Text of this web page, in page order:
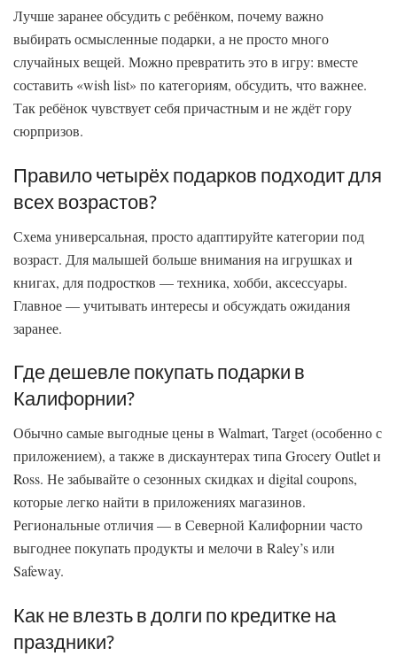
Лучше заранее обсудить с ребёнком, почему важно
выбирать осмысленные подарки, а не просто много
случайных вещей. Можно превратить это в игру: вместе
составить «wish list» по категориям, обсудить, что важнее.
Так ребёнок чувствует себя причастным и не ждёт гору
сюрпризов.
Правило четырёх подарков подходит для
всех возрастов?
Схема универсальная, просто адаптируйте категории под
возраст. Для малышей больше внимания на игрушках и
книгах, для подростков — техника, хобби, аксессуары.
Главное — учитывать интересы и обсуждать ожидания
заранее.
Где дешевле покупать подарки в
Калифорнии?
Обычно самые выгодные цены в Walmart, Target (особенно с
приложением), а также в дискаунтерах типа Grocery Outlet и
Ross. Не забывайте о сезонных скидках и digital coupons,
которые легко найти в приложениях магазинов.
Региональные отличия — в Северной Калифорнии часто
выгоднее покупать продукты и мелочи в Raley’s или
Safeway.
Как не влезть в долги по кредитке на
праздники?